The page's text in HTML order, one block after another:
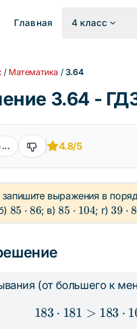
Главная 4 класс
/ Математика /3.64
3.64 -
... 4.8/5
выражения в
85
\cdot
85 ⋅ 86; в)85
\cdot
85 ⋅ 104; г)39
39 ⋅
(от большего к
183 ⋅ 181 > 183 ⋅